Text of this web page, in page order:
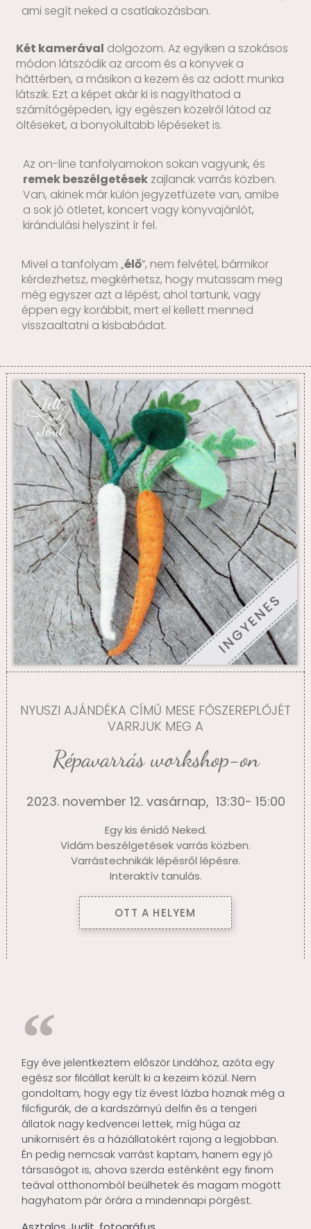
ami segít neked a csatlakozásban.
Két kamerával dolgozom. Az egyiken a szokásos
módon látszódik az arcom és a könyvek a
háttérben, a másikon a kezem és az adott munka
látszik. Ezt a képet akár ki is nagyíthatod a
számítógépeden, így egészen közelről látod az
öltéseket, a bonyolultabb lépéseket is.
Az on-line tanfolyamokon sokan vagyunk, és
remek beszélgetések zajlanak varrás közben.
Van, akinek már külön jegyzetfüzete van, amibe
a sok jó ötletet, koncert vagy könyvajánlót,
kirándulási helyszínt ír fel.
Mivel a tanfolyam „élő”, nem felvétel, bármikor
kérdezhetsz, megkérhetsz, hogy mutassam meg
még egyszer azt a lépést, ahol tartunk, vagy
éppen egy korábbit, mert el kellett menned
visszaaltatni a kisbabádat.
NYUSZI AJÁNDÉKA CÍMŰ MESE FŐSZEREPLŐJÉT
VARRJUK MEG A
Répavarrás workshop-on
2023. november 12. vasárnap, 13:30- 15:00
Egy kis énidő Neked.
Vidám beszélgetések varrás közben.
Varrástechnikák lépésről lépésre.
Interaktív tanulás.
OTT A HELYEM
Egy éve jelentkeztem először Lindához, azóta egy
egész sor filcállat került ki a kezeim közül. Nem
gondoltam, hogy egy tíz évest lázba hoznak még a
filcfigurák, de a kardszárnyú delfin és a tengeri
állatok nagy kedvencei lettek, míg húga az
unikornisért és a háziállatokért rajong a legjobban.
Én pedig nemcsak varrást kaptam, hanem egy jó
társaságot is, ahova szerda esténként egy finom
teával otthonomból beülhetek és magam mögött
hagyhatom pár órára a mindennapi pörgést.